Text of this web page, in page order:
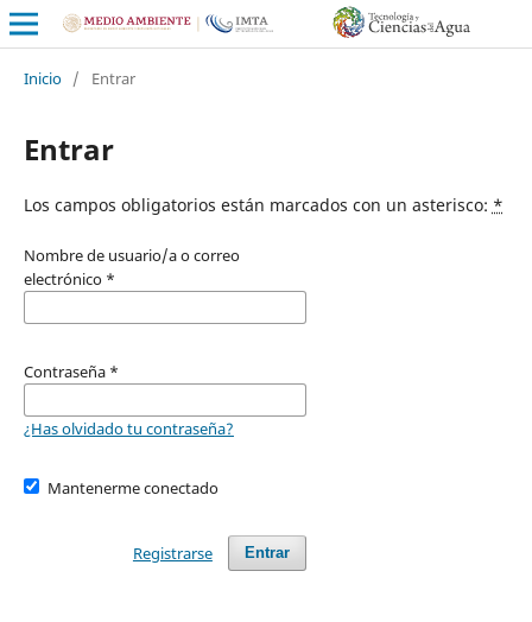
Inicio / Entrar
Entrar
Los campos obligatorios están marcados con un asterisco: *
Nombre de usuario/a o correo
electrónico *
Contraseña *
¿Has olvidado tu contraseña?
Mantenerme conectado
Entrar
Registrarse